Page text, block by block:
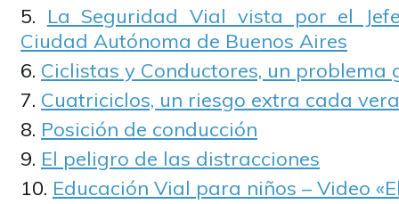
La Seguridad Vial vista por el
Ciudad Autónoma de Buenos Aires
Ciclistas y Conductores, un problema
Cuatriciclos, un riesgo extra cada
Posición de conducción
El peligro de las distracciones
Educación Vial para niños – Video